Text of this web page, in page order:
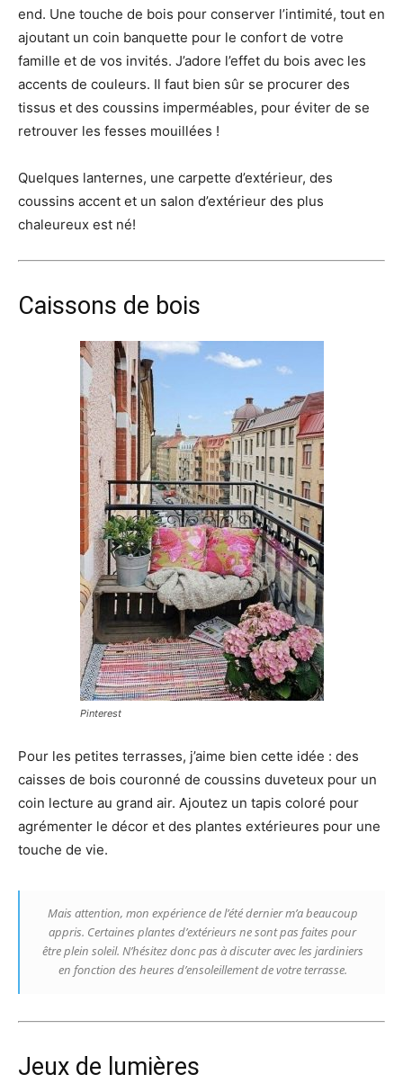
end. Une touche de bois pour conserver l’intimité, tout en
ajoutant un coin banquette pour le confort de votre
famille et de vos invités. J’adore l’effet du bois avec les
accents de couleurs. Il faut bien sûr se procurer des
tissus et des coussins imperméables, pour éviter de se
retrouver les fesses mouillées !
Quelques lanternes, une carpette d’extérieur, des
coussins accent et un salon d’extérieur des plus
chaleureux est né!
Caissons de bois
Pinterest
Pour les petites terrasses, j’aime bien cette idée : des
caisses de bois couronné de coussins duveteux pour un
coin lecture au grand air. Ajoutez un tapis coloré pour
agrémenter le décor et des plantes extérieures pour une
touche de vie.
Mais attention, mon expérience de l’été dernier m’a beaucoup
appris. Certaines plantes d’extérieurs ne sont pas faites pour
être plein soleil. N’hésitez donc pas à discuter avec les jardiniers
en fonction des heures d’ensoleillement de votre terrasse.
Jeux de lumières